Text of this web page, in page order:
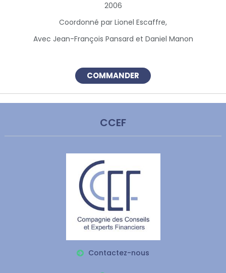
2006
Coordonné par Lionel Escaffre,
Avec Jean-François Pansard et Daniel Manon
COMMANDER
CCEF
Contactez-nous